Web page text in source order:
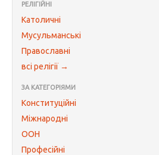
РЕЛІГІЙНІ
Католичні
Мусульманські
Православні
всі релігії →
ЗА КАТЕГОРІЯМИ
Конституційні
Міжнародні
ООН
Професійні